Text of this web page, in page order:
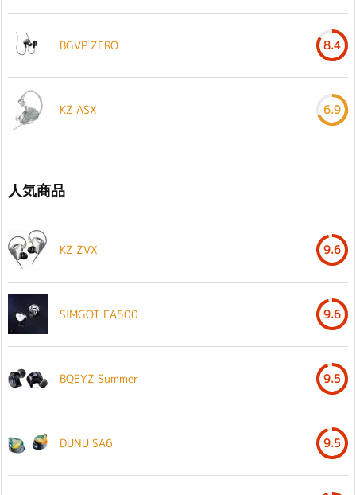
BGVP ZERO 8.4
KZ ASX 6.9
人気商品
KZ ZVX 9.6
SIMGOT EA500 9.6
BQEYZ Summer 9.5
DUNU SA6 9.5